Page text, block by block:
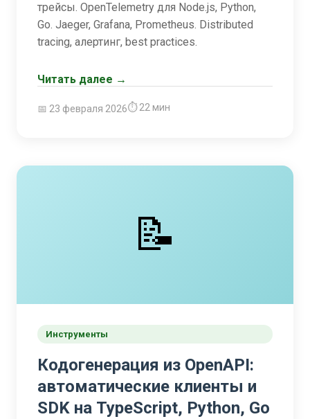
трейсы. OpenTelemetry для Node.js, Python,
Go. Jaeger, Grafana, Prometheus. Distributed
tracing, алертинг, best practices.
Читать далее →
📅 23 февраля 2026⏱ 22 мин
📝
Инструменты
Кодогенерация из OpenAPI:
автоматические клиенты и
SDK на TypeScript, Python, Go